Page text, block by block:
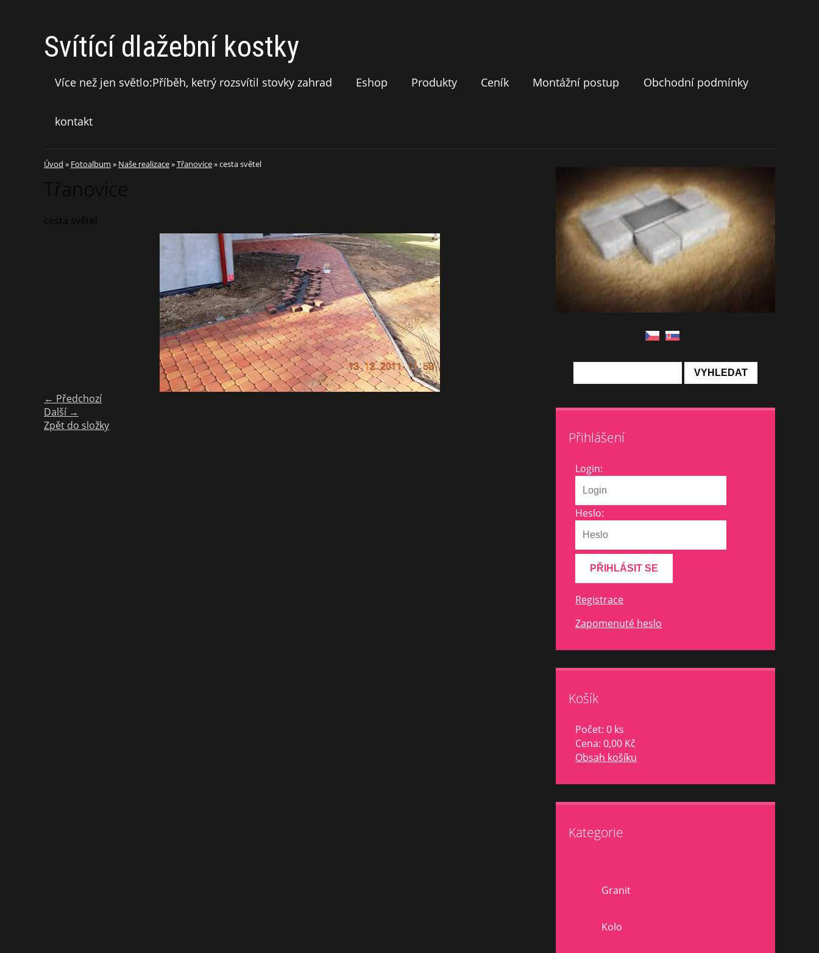
Svítící dlažební kostky
Více než jen světlo:Příběh, ketrý rozsvítil stovky zahrad Eshop Produkty Ceník Montážní postup Obchodní podmínky
kontakt
Úvod » Fotoalbum » Naše realizace»Třanovice»cesta světel
Třanovice
cesta světel
← Předchozí
Další →
Zpět do složky
Přihlášení
Login:
Heslo:
Registrace
Zapomenuté heslo
Košík
Počet: 0 ks
Cena: 0,00 Kč
Obsah košíku
Kategorie
Granit
Kolo